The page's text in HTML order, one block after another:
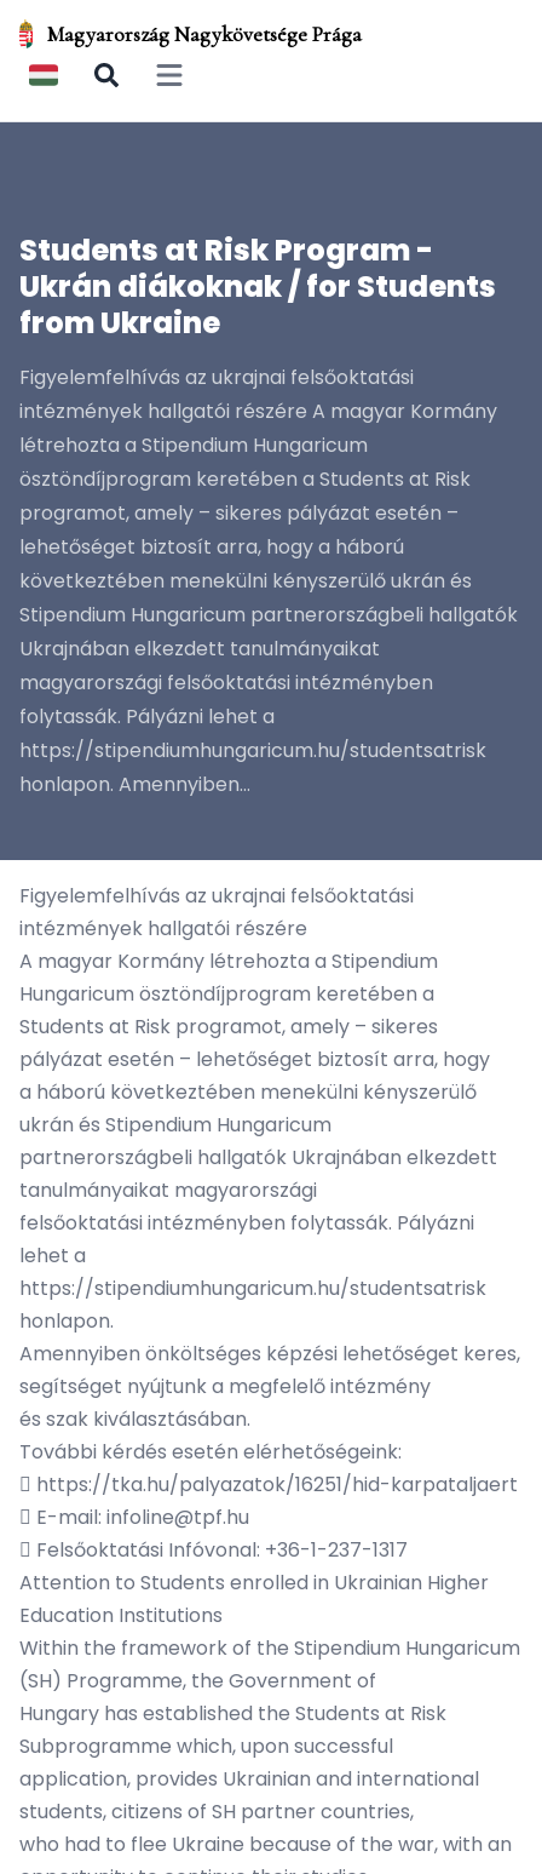
Magyarország Nagykövetsége Prága
Open main menu
Students at Risk Program -
Ukrán diákoknak / for Students
from Ukraine
Figyelemfelhívás az ukrajnai felsőoktatási
intézmények hallgatói részére A magyar Kormány
létrehozta a Stipendium Hungaricum
ösztöndíjprogram keretében a Students at Risk
programot, amely – sikeres pályázat esetén –
lehetőséget biztosít arra, hogy a háború
következtében menekülni kényszerülő ukrán és
Stipendium Hungaricum partnerországbeli hallgatók
Ukrajnában elkezdett tanulmányaikat
magyarországi felsőoktatási intézményben
folytassák. Pályázni lehet a
https://stipendiumhungaricum.hu/studentsatrisk
honlapon. Amennyiben...
Figyelemfelhívás az ukrajnai felsőoktatási
intézmények hallgatói részére
A magyar Kormány létrehozta a Stipendium
Hungaricum ösztöndíjprogram keretében a
Students at Risk programot, amely – sikeres
pályázat esetén – lehetőséget biztosít arra, hogy
a háború következtében menekülni kényszerülő
ukrán és Stipendium Hungaricum
partnerországbeli hallgatók Ukrajnában elkezdett
tanulmányaikat magyarországi
felsőoktatási intézményben folytassák. Pályázni
lehet a
https://stipendiumhungaricum.hu/studentsatrisk
honlapon.
Amennyiben önköltséges képzési lehetőséget keres,
segítséget nyújtunk a megfelelő intézmény
és szak kiválasztásában.
További kérdés esetén elérhetőségeink:
 https://tka.hu/palyazatok/16251/hid-karpataljaert
 E-mail: infoline@tpf.hu
 Felsőoktatási Infóvonal: +36-1-237-1317
Attention to Students enrolled in Ukrainian Higher
Education Institutions
Within the framework of the Stipendium Hungaricum
(SH) Programme, the Government of
Hungary has established the Students at Risk
Subprogramme which, upon successful
application, provides Ukrainian and international
students, citizens of SH partner countries,
who had to flee Ukraine because of the war, with an